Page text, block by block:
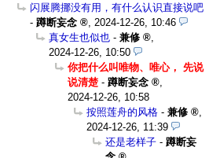
闪展腾挪没有用，有什么认识直接说吧
- 蹲断妄念
2024-12-26, 10:46
真女生也似也 - 兼修
2024-12-26, 10:50
你把什么叫唯物、唯心， 先说
说清楚 - 蹲断妄念
2024-12-26, 10:58
按照莲舟的风格 - 兼修
2024-12-26, 11:39
还是老样子 - 蹲断妄